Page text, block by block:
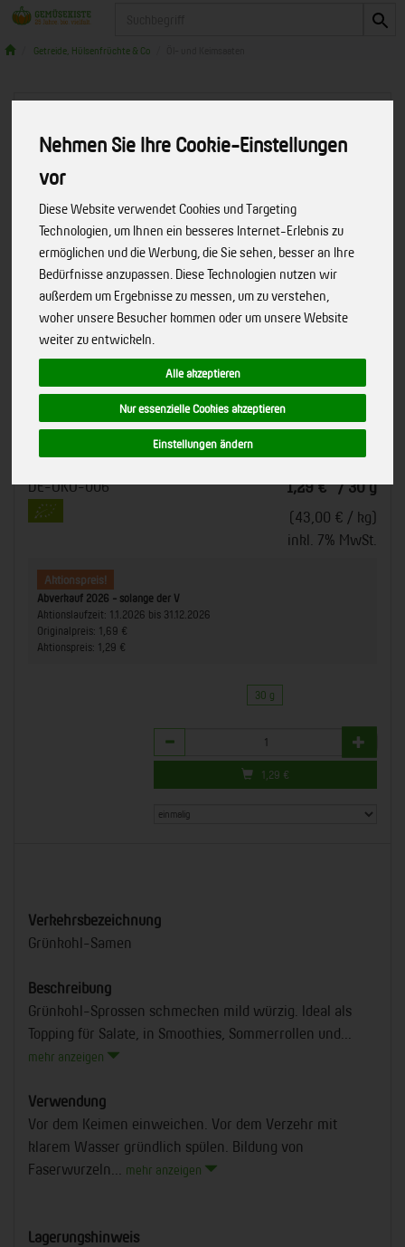
Nehmen Sie Ihre Cookie-Einstellungen
vor
Diese Website verwendet Cookies und Targeting
Technologien, um Ihnen ein besseres Internet-Erlebnis zu
ermöglichen und die Werbung, die Sie sehen, besser an Ihre
Bedürfnisse anzupassen. Diese Technologien nutzen wir
außerdem um Ergebnisse zu messen, um zu verstehen,
woher unsere Besucher kommen oder um unsere Website
weiter zu entwickeln.
Alle akzeptieren
Nur essenzielle Cookies akzeptieren
Einstellungen ändern
Getreide, Hülsenfrüchte & Co
Keimsaat-Grünkohl bioSnacky
Wir machen Bio aus Liebe.
690180
EU-Bio-Standard
DE-ÖKO-006
1,29 € / 30 g
(43,00 € / kg)
inkl. 7% MwSt.
Aktionspreis!
Abverkauf 2026 - solange der V
Aktionslaufzeit: 1.1.2026 bis 31.12.2026
Originalpreis: 1,69 €
Aktionspreis: 1,29 €
30 g
Anzahl
1,29 €
Verkehrsbezeichnung
Grünkohl-Samen
Beschreibung
Grünkohl-Sprossen schmecken mild würzig. Ideal als
Topping für Salate, in Smoothies, Sommerrollen und...
mehr anzeigen
Verwendung
Vor dem Keimen einweichen. Vor dem Verzehr mit
klarem Wasser gründlich spülen. Bildung von
Faserwurzeln...
mehr anzeigen
Lagerungshinweis